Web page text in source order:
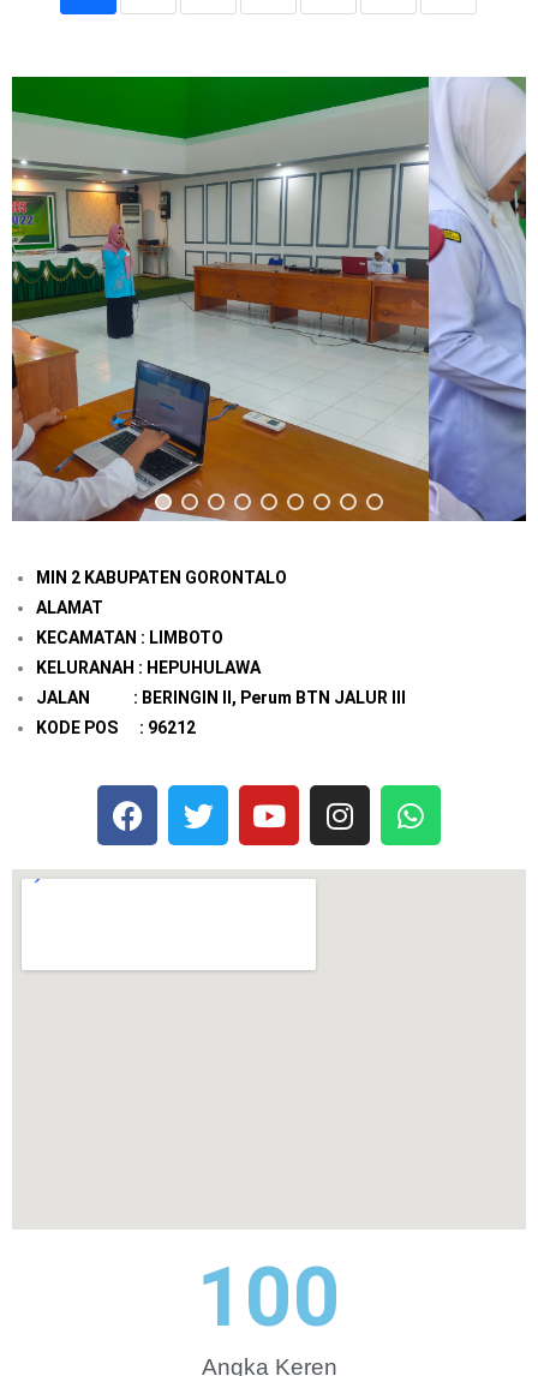
MIN 2 KABUPATEN GORONTALO
ALAMAT
KECAMATAN : LIMBOTO
KELURANAH : HEPUHULAWA
JALAN : BERINGIN II, Perum BTN JALUR III
KODE POS : 96212
Angka Keren
100